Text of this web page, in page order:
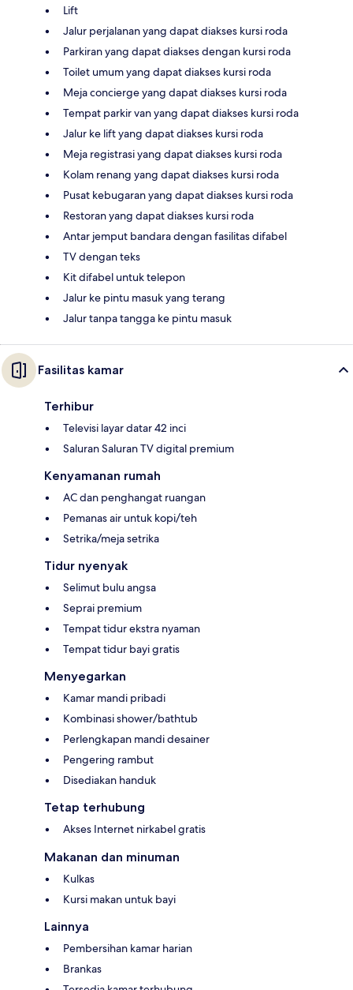
Lift
Jalur perjalanan yang dapat diakses kursi roda
Parkiran yang dapat diakses dengan kursi roda
Toilet umum yang dapat diakses kursi roda
Meja concierge yang dapat diakses kursi roda
Tempat parkir van yang dapat diakses kursi roda
Jalur ke lift yang dapat diakses kursi roda
Meja registrasi yang dapat diakses kursi roda
Kolam renang yang dapat diakses kursi roda
Pusat kebugaran yang dapat diakses kursi roda
Restoran yang dapat diakses kursi roda
Antar jemput bandara dengan fasilitas difabel
TV dengan teks
Kit difabel untuk telepon
Jalur ke pintu masuk yang terang
Jalur tanpa tangga ke pintu masuk
Fasilitas kamar
Terhibur
Televisi layar datar 42 inci
Saluran Saluran TV digital premium
Kenyamanan rumah
AC dan penghangat ruangan
Pemanas air untuk kopi/teh
Setrika/meja setrika
Tidur nyenyak
Selimut bulu angsa
Seprai premium
Tempat tidur ekstra nyaman
Tempat tidur bayi gratis
Menyegarkan
Kamar mandi pribadi
Kombinasi shower/bathtub
Perlengkapan mandi desainer
Pengering rambut
Disediakan handuk
Tetap terhubung
Akses Internet nirkabel gratis
Makanan dan minuman
Kulkas
Kursi makan untuk bayi
Lainnya
Pembersihan kamar harian
Brankas